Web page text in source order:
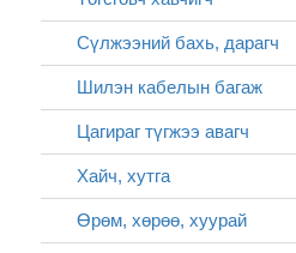
Сүлжээний бахь, дарагч
Шилэн кабелын багаж
Цагираг түгжээ авагч
Хайч, хутга
Өрөм, хөрөө, хуурай